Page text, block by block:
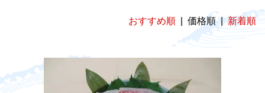
おすすめ順 | 価格順 |新着順